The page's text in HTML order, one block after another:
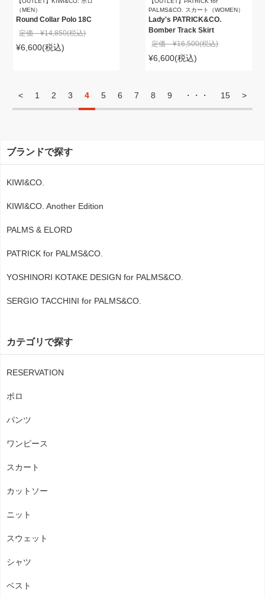
（MEN）
Round Collar Polo 18C
定価 ¥14,850(税込)
¥6,600(税込)
PALMS&CO. スカート（WOMEN）
Lady's PATRICK&CO.
Bomber Track Skirt
定価 ¥16,500(税込)
¥6,600(税込)
< 1 2 3 4 5 6 7 8 9 ・・・ 15 >
ブランドで探す
KIWI&CO.
KIWI&CO. Another Edition
PALMS & ELORD
PATRICK for PALMS&CO.
YOSHINORI KOTAKE DESIGN for PALMS&CO.
SERGIO TACCHINI for PALMS&CO.
カテゴリで探す
RESERVATION
ポロ
パンツ
ワンピース
スカート
カットソー
ニット
スウェット
シャツ
ベスト